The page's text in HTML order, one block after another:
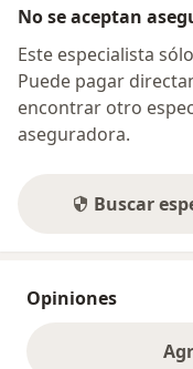
No se aceptan
Este especialista
Puede pagar
encontrar otro
aseguradora.
Buscar
Opiniones